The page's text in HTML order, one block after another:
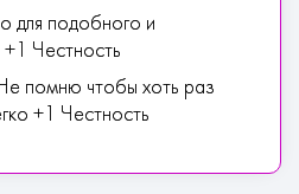
для подобного и
Честность
помню чтобы хоть раз
+1 Честность